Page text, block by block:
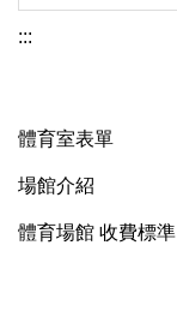
:::
體育室表單
場館介紹
體育場館 收費標準